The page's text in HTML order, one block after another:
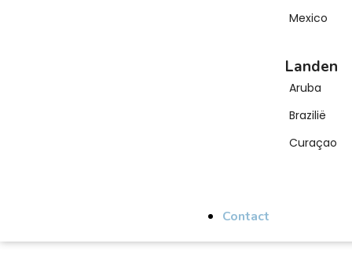
Mexico
Landen
Aruba
Brazilië
Curaçao
Contact